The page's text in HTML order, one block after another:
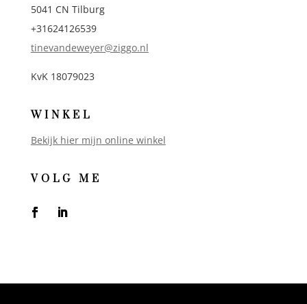
5041 CN Tilburg
+31624126539
tinevandeweyer@ziggo.nl
KvK 18079023
WINKEL
Bekijk hier mijn online winkel
VOLG ME